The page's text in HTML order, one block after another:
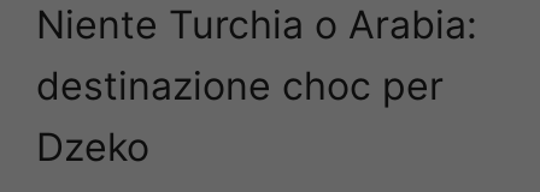
Niente Turchia o Arabia:
destinazione choc per
Dzeko